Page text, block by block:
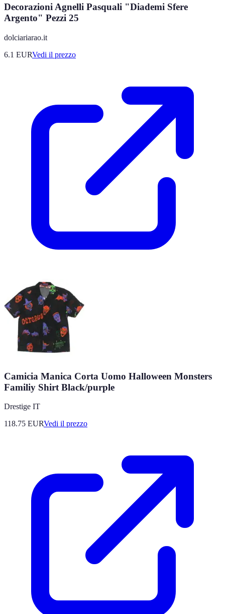
Decorazioni Agnelli Pasquali "Diademi Sfere
Argento" Pezzi 25
dolciariarao.it
6.1 EURVedi il prezzo
Camicia Manica Corta Uomo Halloween Monsters
Familiy Shirt Black/purple
Drestige IT
118.75 EURVedi il prezzo